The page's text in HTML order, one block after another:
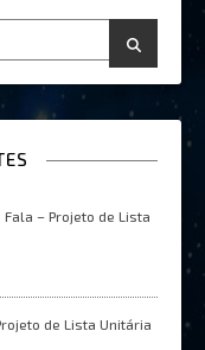
– Projeto de Lista
de Lista Unitária